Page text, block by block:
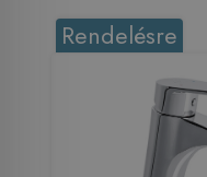
Rendelésre